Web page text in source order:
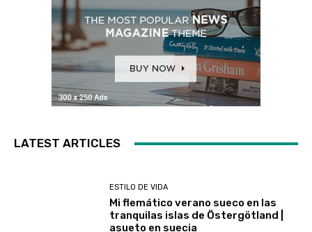
LATEST ARTICLES
ESTILO DE VIDA
Mi flemático verano sueco en las
tranquilas islas de Östergötland |
asueto en suecia